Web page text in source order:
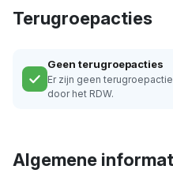
Terugroepacties
Geen terugroepacties
Er zijn geen
door het RDW.
Algemene